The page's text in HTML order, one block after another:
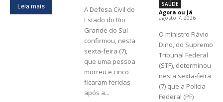
Leia mais
A Defesa Civil do
Estado do Rio
Grande do Sul
confirmou, nesta
sexta-feira (7),
que uma pessoa
morreu e cinco
ficaram feridas
após a...
SAÚDE
Agora ou Já -
agosto 7, 2026
O ministro Flávio
Dino, do Supremo
Tribunal Federal
(STF), determinou
nesta sexta-feira
(7) que a Polícia
Federal (PF)